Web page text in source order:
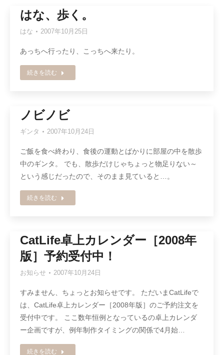
はな、歩く。
はな 2007年10月25日
あっちへ行ったり、こっちへ来たり。
続きを読む
ノビノビ
ギンタ 2007年10月24日
ご飯を食べ終わり、食後の運動とばかりに部屋の中を散歩
中のギンタ。 でも、散歩だけじゃちょっと物足りない～
という感じだったので、そのまま見ていると…。
続きを読む
CatLife卓上カレンダー［2008年
版］予約受付中！
お知らせ 2007年10月24日
すみません、ちょっとお知らせです。 ただいまCatLifeで
は、CatLife卓上カレンダー［2008年版］のご予約注文を
受付中です。 ここ数年恒例となっているの卓上カレンダ
ー企画ですが、例年制作タイミングの関係で4月始…
続きを読む